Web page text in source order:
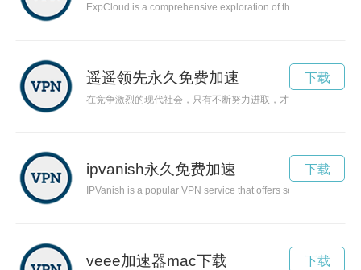
ExpCloud is a comprehensive exploration of the power and
遥遥领先永久免费加速
在竞争激烈的现代社会，只有不断努力进取，才能保持自己的优
下载
ipvanish永久免费加速
IPVanish is a popular VPN service that offers secure and
下载
veee加速器mac下载 下载